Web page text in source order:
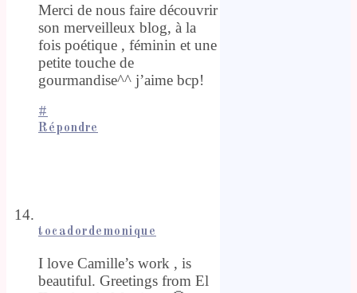
Merci de nous faire découvrir
son merveilleux blog, à la
fois poétique , féminin et une
petite touche de
gourmandise^^ j’aime bcp!
#
Répondre
tocadordemonique
I love Camille’s work , is
beautiful. Greetings from El